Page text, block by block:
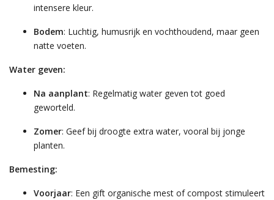
intensere kleur.
Bodem: Luchtig, humusrijk en vochthoudend, maar geen
natte voeten.
Water geven:
Na aanplant: Regelmatig water geven tot goed
geworteld.
Zomer: Geef bij droogte extra water, vooral bij jonge
planten.
Bemesting:
Voorjaar: Een gift organische mest of compost stimuleert